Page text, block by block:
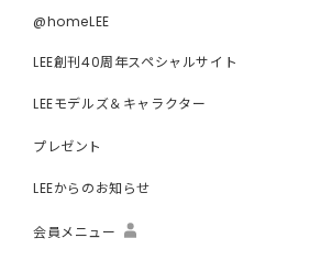
@homeLEE
LEE創刊40周年スペシャルサイト
LEEモデルズ＆キャラクター
プレゼント
LEEからのお知らせ
会員メニュー